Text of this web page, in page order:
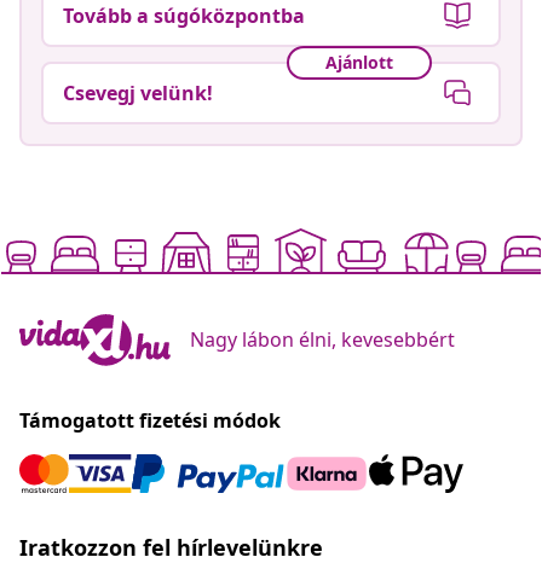
Tovább a súgóközpontba
Ajánlott
Csevegj velünk!
Nagy lábon élni, kevesebbért
Támogatott fizetési módok
Iratkozzon fel hírlevelünkre